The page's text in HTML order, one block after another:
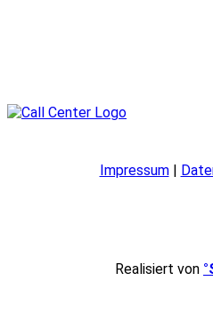
Impressum|
Realisiert von